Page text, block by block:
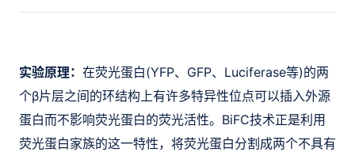
实验原理： 在荧光蛋白(YFP、GFP、Luciferase等)的两
个β片层之间的环结构上有许多特异性位点可以插入外源
蛋白而不影响荧光蛋白的荧光活性。BiFC技术正是利用
荧光蛋白家族的这一特性，将荧光蛋白分割成两个不具有